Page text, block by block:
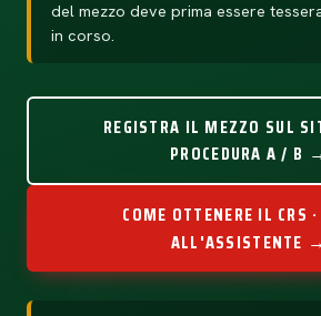
del mezzo deve prima essere
in corso.
REGISTRA IL MEZZO SUL
PROCEDURA A / B
COME OTTENERE IL CRS
ALL'ASSISTENTE →